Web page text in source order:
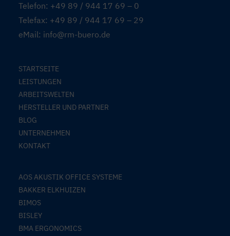
Telefon: +49 89 / 944 17 69 – 0
Telefax: +49 89 / 944 17 69 – 29
eMail: info@rm-buero.de
STARTSEITE
LEISTUNGEN
ARBEITSWELTEN
HERSTELLER UND PARTNER
BLOG
UNTERNEHMEN
KONTAKT
AOS AKUSTIK OFFICE SYSTEME
BAKKER ELKHUIZEN
BIMOS
BISLEY
BMA ERGONOMICS